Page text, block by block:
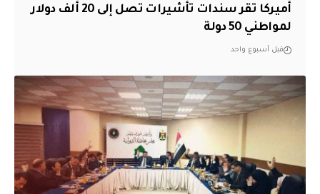
أميركا تقر سندات تأشيرات تصل إلى 20 ألف دولار
لمواطني 50 دولة
قبل أسبوع واحد